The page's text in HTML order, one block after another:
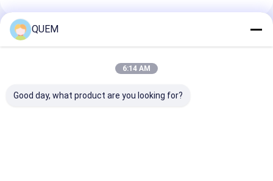
Συνιστώμενα Προϊόντα
QUEM
6:14 AM
Good day, what product are you looking for?